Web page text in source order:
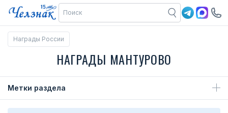
Награды России
НАГРАДЫ МАНТУРОВО
Метки раздела